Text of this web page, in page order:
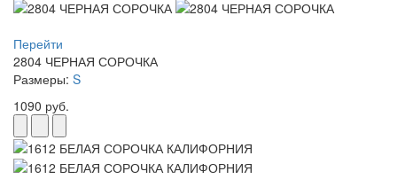
Перейти
2804 ЧЕРНАЯ СОРОЧКА
Размеры: S
1090 руб.